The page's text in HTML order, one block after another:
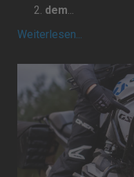
dem...
Weiterlesen...